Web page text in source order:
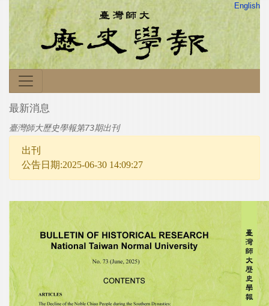
English
最新消息
臺灣師大歷史學報第73期出刊
出刊
公告日期:2025-06-30 14:09:27